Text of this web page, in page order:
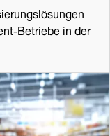
Betriebe in der